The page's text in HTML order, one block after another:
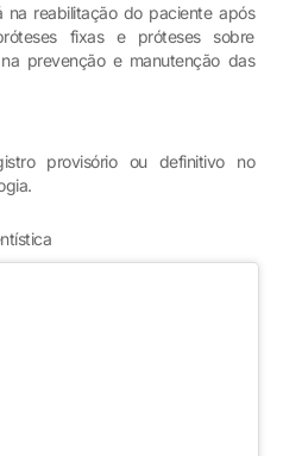
na reabilitação do paciente após
fixas e próteses sobre
prevenção e manutenção das
provisório ou definitivo no